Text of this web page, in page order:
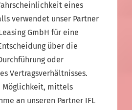
eines
verwendet unser Partner
GmbH für eine
über die
oder
Vertragsverhältnisses.
Möglichkeit, mittels
an unseren Partner IFL